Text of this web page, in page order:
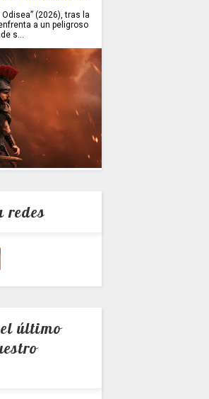
Odisea” (2026), tras la
a un peligroso
s...
redes
último